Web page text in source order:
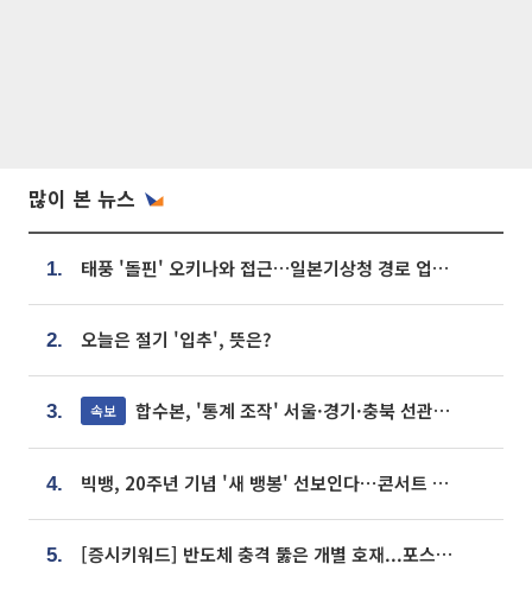
많이 본 뉴스
1. 태풍 '돌핀' 오키나와 접근…일본기상청 경로 업데이트
2. 오늘은 절기 '입추', 뜻은?
3. 속보 합수본, '통계 조작' 서울·경기·충북 선관위 등 추가 압수수색
4. 빅뱅, 20주년 기념 '새 뱅봉' 선보인다⋯콘서트 앞두고 팝업 개최
5. [증시키워드] 반도체 충격 뚫은 개별 호재...포스코퓨처엠·에코프로·한화솔루션 '눈길'